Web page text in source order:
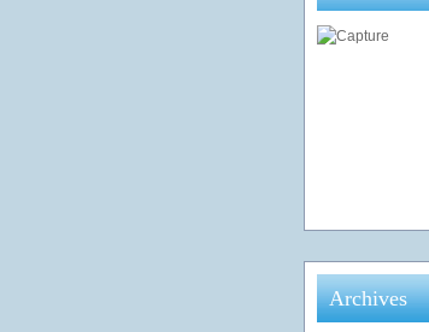
Archives